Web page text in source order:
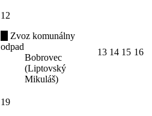
12
Zvoz komunálny
odpad
Bobrovec
(Liptovský
Mikuláš)
13 14 15 16
19